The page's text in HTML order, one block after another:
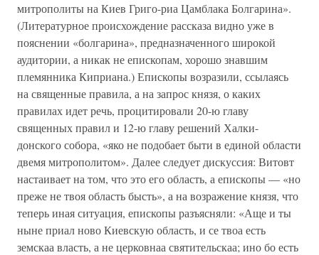
митрополиты на Киев Григо-риа Цамблака Болгарина».
(Литературное происхождение рассказа видно уже в
пояснении «болгарина», предназначенного широкой
аудитории, а никак не епископам, хорошо знавшим
племянника Киприана.) Епископы возразили, ссылаясь
на священные правила, а на запрос князя, о каких
правилах идет речь, процитировали 20-ю главу
священных правил и 12-ю главу решений Халки-
донского собора, «яко не подобает быти в единой области
двемя митрополитом». Далее следует дискуссия: Витовт
настаивает на том, что это его область, а епископы — «но
преже не твоя область бысть», а на возражение князя, что
теперь иная ситуация, епископы разъясняли: «Аще и ты
ныне приал ново Киевскую область, и се твоа есть
земскаа власть, а не церковнаа святительскаа; ино бо есть